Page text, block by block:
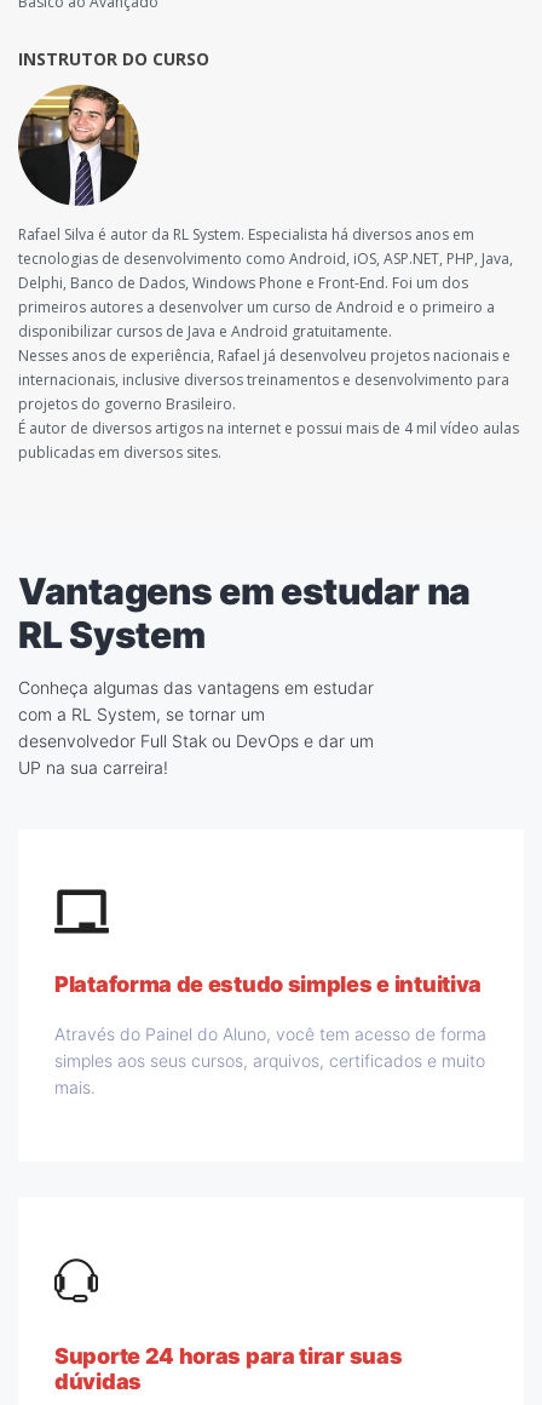
INSTRUTOR DO CURSO
Rafael Silva é autor da RL System. Especialista há diversos anos em
tecnologias de desenvolvimento como Android, iOS, ASP.NET, PHP, Java,
Delphi, Banco de Dados, Windows Phone e Front-End. Foi um dos
primeiros autores a desenvolver um curso de Android e o primeiro a
disponibilizar cursos de Java e Android gratuitamente.
Nesses anos de experiência, Rafael já desenvolveu projetos nacionais e
internacionais, inclusive diversos treinamentos e desenvolvimento para
projetos do governo Brasileiro.
É autor de diversos artigos na internet e possui mais de 4 mil vídeo aulas
publicadas em diversos sites.
Vantagens em estudar na
RL System
Conheça algumas das vantagens em estudar
com a RL System, se tornar um
desenvolvedor Full Stak ou DevOps e dar um
UP na sua carreira!
Plataforma de estudo simples e intuitiva
Através do Painel do Aluno, você tem acesso de forma
simples aos seus cursos, arquivos, certificados e muito
mais.
Suporte 24 horas para tirar suas
dúvidas